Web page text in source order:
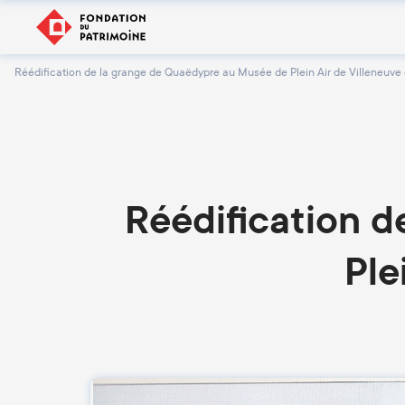
Réédification de la grange de Quaëdypre au Musée de Plein Air de Villeneuve
Réédification